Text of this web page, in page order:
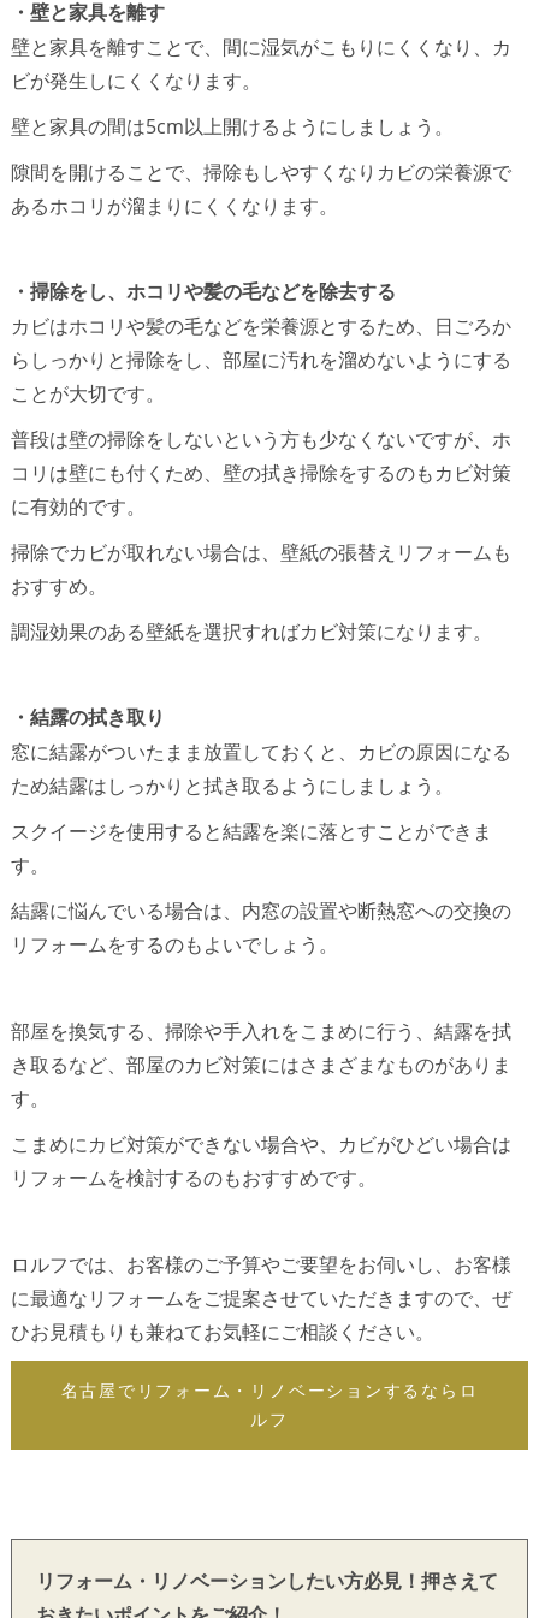
・壁と家具を離す
壁と家具を離すことで、間に湿気がこもりにくくなり、カ
ビが発生しにくくなります。
壁と家具の間は5cm以上開けるようにしましょう。
隙間を開けることで、掃除もしやすくなりカビの栄養源で
あるホコリが溜まりにくくなります。
・掃除をし、ホコリや髪の毛などを除去する
カビはホコリや髪の毛などを栄養源とするため、日ごろか
らしっかりと掃除をし、部屋に汚れを溜めないようにする
ことが大切です。
普段は壁の掃除をしないという方も少なくないですが、ホ
コリは壁にも付くため、壁の拭き掃除をするのもカビ対策
に有効的です。
掃除でカビが取れない場合は、壁紙の張替えリフォームも
おすすめ。
調湿効果のある壁紙を選択すればカビ対策になります。
・結露の拭き取り
窓に結露がついたまま放置しておくと、カビの原因になる
ため結露はしっかりと拭き取るようにしましょう。
スクイージを使用すると結露を楽に落とすことができま
す。
結露に悩んでいる場合は、内窓の設置や断熱窓への交換の
リフォームをするのもよいでしょう。
部屋を換気する、掃除や手入れをこまめに行う、結露を拭
き取るなど、部屋のカビ対策にはさまざまなものがありま
す。
こまめにカビ対策ができない場合や、カビがひどい場合は
リフォームを検討するのもおすすめです。
ロルフでは、お客様のご予算やご要望をお伺いし、お客様
に最適なリフォームをご提案させていただきますので、ぜ
ひお見積もりも兼ねてお気軽にご相談ください。
名古屋でリフォーム・リノベーションするならロ
ルフ
リフォーム・リノベーションしたい方必見！押さえて